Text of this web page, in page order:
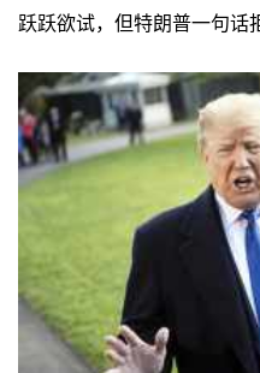
跃跃欲试，但特朗普一句话